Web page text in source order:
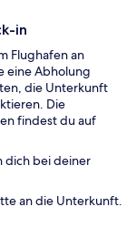
in
Flughafen an
eine Abholung
die Unterkunft
Die
findest du auf
dich bei deiner
an die Unterkunft.